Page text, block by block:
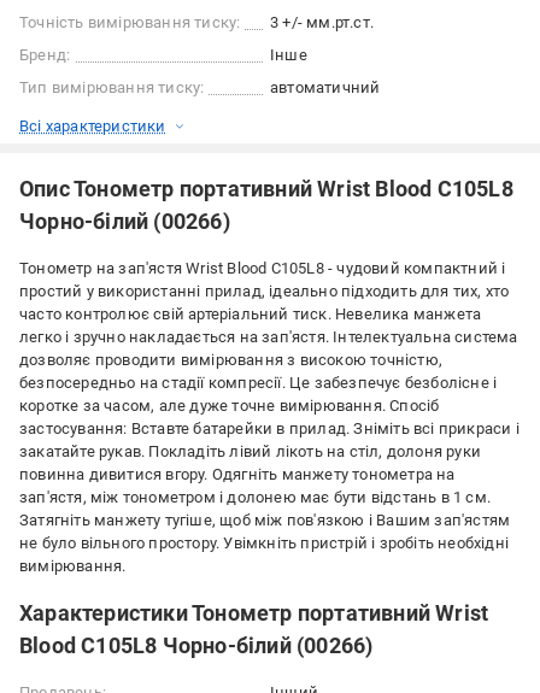
Точність вимірювання тиску:
3 +/- мм.рт.ст.
Бренд:
Інше
Тип вимірювання тиску:
автоматичний
Всі характеристики
Опис Тонометр портативний Wrist Blood C105L8
Чорно-білий (00266)
Тонометр на зап'ястя Wrist Blood C105L8 - чудовий компактний і
простий у використанні прилад, ідеально підходить для тих, хто
часто контролює свій артеріальний тиск. Невелика манжета
легко і зручно накладається на зап'ястя. Інтелектуальна система
дозволяє проводити вимірювання з високою точністю,
безпосередньо на стадії компресії. Це забезпечує безболісне і
коротке за часом, але дуже точне вимірювання. Спосіб
застосування: Вставте батарейки в прилад. Зніміть всі прикраси і
закатайте рукав. Покладіть лівий лікоть на стіл, долоня руки
повинна дивитися вгору. Одягніть манжету тонометра на
зап'ястя, між тонометром і долонею має бути відстань в 1 см.
Затягніть манжету тугіше, щоб між пов'язкою і Вашим зап'ястям
не було вільного простору. Увімкніть пристрій і зробіть необхідні
вимірювання.
Характеристики Тонометр портативний Wrist
Blood C105L8 Чорно-білий (00266)